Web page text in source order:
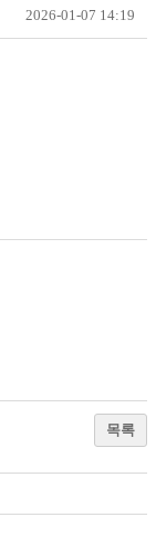
2026-01-07 14:19
목록